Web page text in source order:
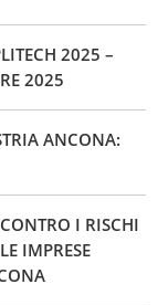
2025 –
2025
ANCONA:
I RISCHI
IMPRESE